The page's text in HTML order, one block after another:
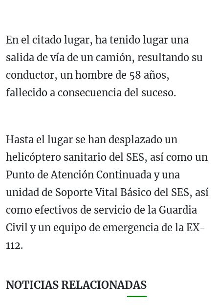
En el citado lugar, ha tenido lugar una
salida de vía de un camión, resultando su
conductor, un hombre de 58 años,
fallecido a consecuencia del suceso.
Hasta el lugar se han desplazado un
helicóptero sanitario del SES, así como un
Punto de Atención Continuada y una
unidad de Soporte Vital Básico del SES, así
como efectivos de servicio de la Guardia
Civil y un equipo de emergencia de la EX-
112.
NOTICIAS RELACIONADAS